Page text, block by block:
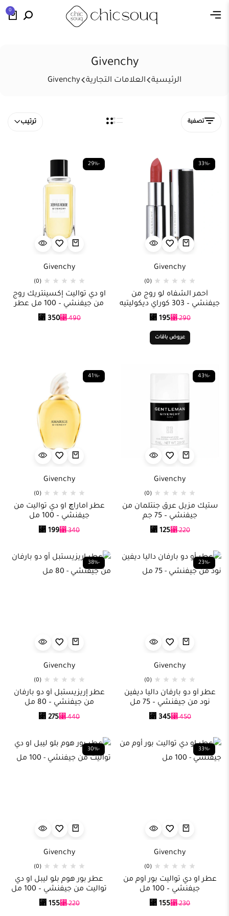
0
Givenchy
الرئيسية العلامات التجارية Givenchy
تصفية ترتيب
-33%
Givenchy
(0)
أحمر الشفاه لو روج من
جيفنشي – 303 كوراي ديكوليتيه
⃁290
⃁ 195
عروض باقات
-29%
Givenchy
(0)
او دي تواليت إكسينتريك روج
من جيفنشي – 100 مل عطر
⃁490
⃁ 350
-43%
Givenchy
(0)
ستيك مزيل عرق جنتلمان من
جيفنشي – 75 جم
⃁220
⃁ 125
-41%
Givenchy
(0)
عطر أماراچ او دي تواليت من
جيفنشي – 100 مل
⃁340
⃁ 199
-23%
Givenchy
(0)
عطر أو دو بارفان داليا ديفين
نود من جيفنشي – 75 مل
⃁450
⃁ 345
-38%
Givenchy
(0)
عطر إريزيستبل أو دو بارفان
من جيفنشي – 80 مل
⃁440
⃁ 275
-33%
Givenchy
(0)
عطر او دي تواليت بور أوم من
جيفنشي – 100 مل
⃁230
⃁ 155
-30%
Givenchy
(0)
عطر بور هوم بلو ليبل او دي
تواليت من جيفنشي – 100 مل
⃁220
⃁ 155